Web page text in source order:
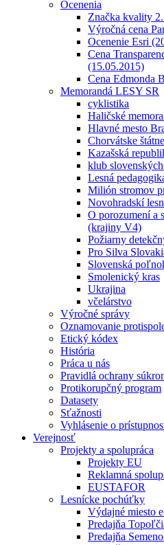
Ocenenia
Značka kvality
Výročná cena
Ocenenie Esri
Cena
(15.05.2015)
Cena Edmonda
Memorandá LESY SR
cyklistika
Haličské
Hlavné mesto
Chorvátske
Kazašská
klub
Lesná
Milión stromov
Novohradskí
O porozumení a
(krajiny V4)
Požiarny
Pro Silva
Slovenská
Smolenický kras
Ukrajina
včelárstvo
Výročné správy
Oznamovanie
Etický kódex
História
Práca u nás
Pravidlá ochrany
Protikorupčný program
Datasety
Sťažnosti
Vyhlásenie o
Verejnosť
Projekty a spolupráca
Projekty EU
Reklamná
EUSTAFOR
Lesnícke pochúťky
Výdajné miesto
Predajňa
Predajňa